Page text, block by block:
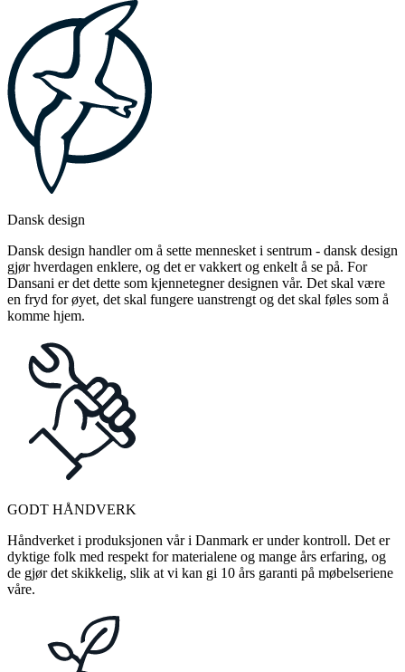
Dansk design
Dansk design handler om å sette mennesket i sentrum - dansk design
gjør hverdagen enklere, og det er vakkert og enkelt å se på. For
Dansani er det dette som kjennetegner designen vår. Det skal være
en fryd for øyet, det skal fungere uanstrengt og det skal føles som å
komme hjem.
GODT HÅNDVERK
Håndverket i produksjonen vår i Danmark er under kontroll. Det er
dyktige folk med respekt for materialene og mange års erfaring, og
de gjør det skikkelig, slik at vi kan gi 10 års garanti på møbelseriene
våre.